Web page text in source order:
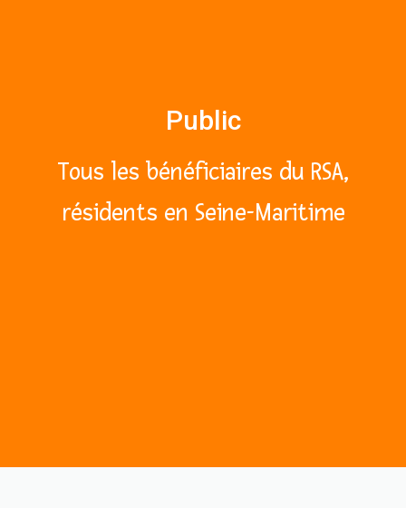
Public
Tous les bénéficiaires du RSA,
résidents en Seine-Maritime